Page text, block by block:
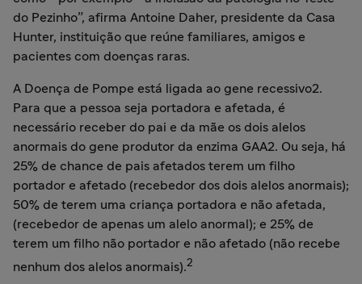
do Pezinho”, afirma Antoine Daher, presidente da Casa
Hunter, instituição que reúne familiares, amigos e
pacientes com doenças raras.
A Doença de Pompe está ligada ao gene recessivo2.
Para que a pessoa seja portadora e afetada, é
necessário receber do pai e da mãe os dois alelos
anormais do gene produtor da enzima GAA2. Ou seja, há
25% de chance de pais afetados terem um filho
portador e afetado (recebedor dos dois alelos anormais);
50% de terem uma criança portadora e não afetada,
(recebedor de apenas um alelo anormal); e 25% de
terem um filho não portador e não afetado (não recebe
nenhum dos alelos anormais).2